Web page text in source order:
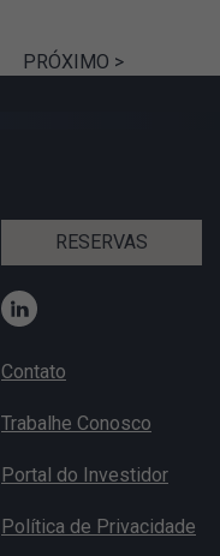
PRÓXIMO >
RESERVAS
Contato
Trabalhe Conosco
Portal do Investidor
Política de Privacidade